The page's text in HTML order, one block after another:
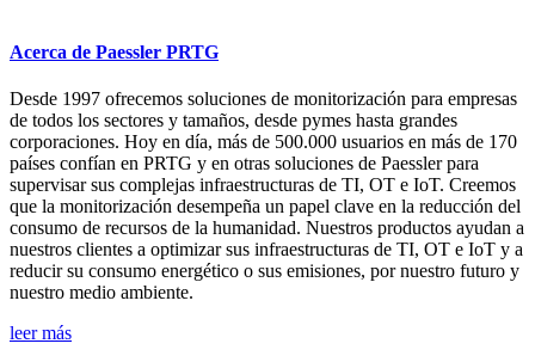
Acerca de Paessler PRTG
Desde 1997 ofrecemos soluciones de monitorización para empresas
de todos los sectores y tamaños, desde pymes hasta grandes
corporaciones. Hoy en día, más de 500.000 usuarios en más de 170
países confían en PRTG y en otras soluciones de Paessler para
supervisar sus complejas infraestructuras de TI, OT e IoT. Creemos
que la monitorización desempeña un papel clave en la reducción del
consumo de recursos de la humanidad. Nuestros productos ayudan a
nuestros clientes a optimizar sus infraestructuras de TI, OT e IoT y a
reducir su consumo energético o sus emisiones, por nuestro futuro y
nuestro medio ambiente.
leer más